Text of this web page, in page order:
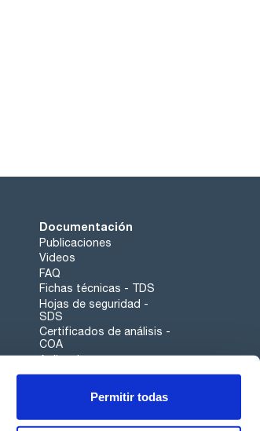
Permitir todas
Documentación
Publicaciones
Videos
FAQ
Fichas técnicas - TDS
Hojas de seguridad -
SDS
Certificados de análisis -
COA
Aplicaciones
Tabla Periódica
Canal de denuncias